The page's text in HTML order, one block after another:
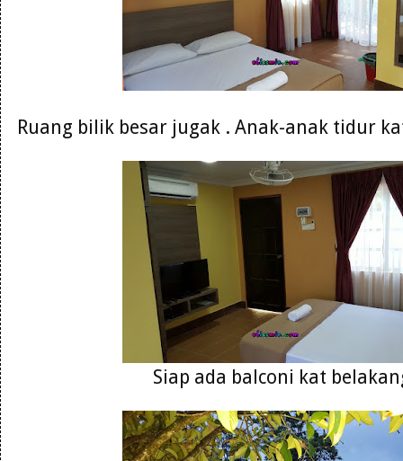
Ruang bilik besar jugak . Anak-anak tidur
Siap ada balconi kat